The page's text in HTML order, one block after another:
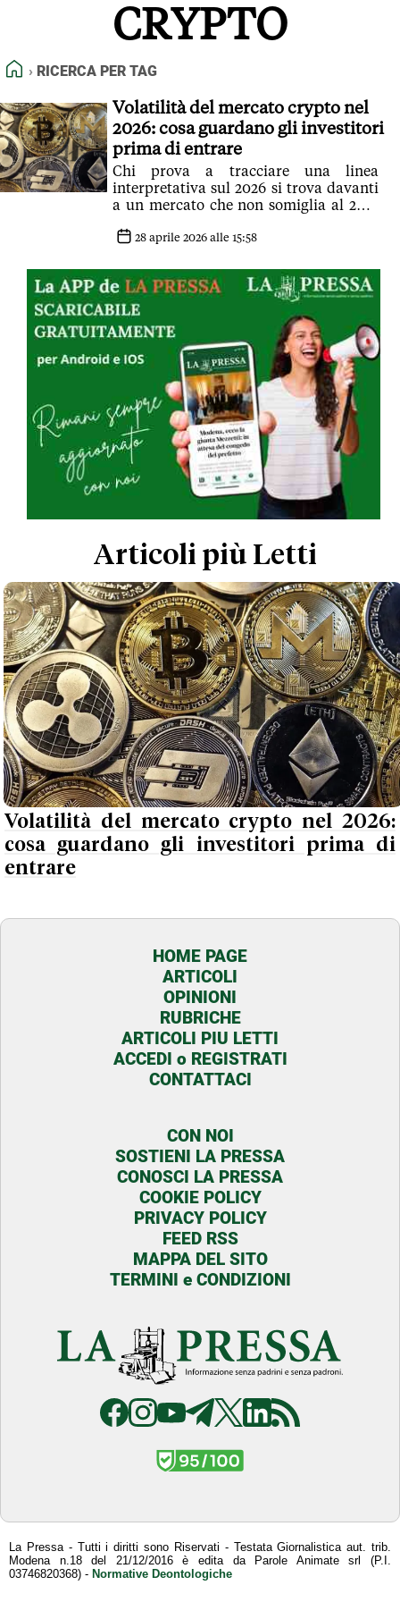
NORMATIVE DEONTOLOGICHE
TERMINI e CONDIZIONI
CRYPTO
HOME
RICERCA PER TAG
Volatilità del mercato crypto nel
2026: cosa guardano gli investitori
prima di entrare
Chi prova a tracciare una linea
interpretativa sul 2026 si trova davanti
a un mercato che non somiglia al 2021
28 aprile 2026 alle 15:58
Articoli più Letti
Volatilità del mercato crypto nel 2026:
cosa guardano gli investitori prima di
entrare
HOME PAGE
ARTICOLI
OPINIONI
RUBRICHE
ARTICOLI PIU LETTI
ACCEDI o REGISTRATI
CONTATTACI
CON NOI
SOSTIENI LA PRESSA
CONOSCI LA PRESSA
COOKIE POLICY
PRIVACY POLICY
FEED RSS
MAPPA DEL SITO
TERMINI e CONDIZIONI
La Pressa - Tutti i diritti sono Riservati - Testata Giornalistica aut. trib.
Modena n.18 del 21/12/2016 è edita da Parole Animate srl (P.I.
03746820368) - Normative Deontologiche